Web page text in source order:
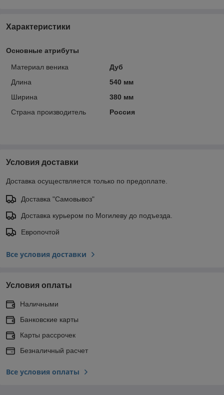
Характеристики
Основные атрибуты
Материал веника
Дуб
Длина
540 мм
Ширина
380 мм
Страна производитель
Россия
Условия доставки
Доставка осуществляется только по предоплате.
Доставка "Самовывоз"
Доставка курьером по Могилеву до подъезда.
Европочтой
Все условия доставки
Условия оплаты
Наличными
Банковские карты
Карты рассрочек
Безналичный расчет
Все условия оплаты